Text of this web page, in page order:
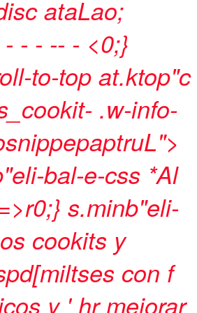
ataLao;
- - -- - <0;}
to-top at.ktop"c
.w-info-
bal-e-css *Al
s.minb"eli-
cookits y
con f
y ' hr mejorar